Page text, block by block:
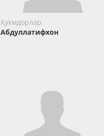
Ҳукмдорлар
Абдуллатифхон